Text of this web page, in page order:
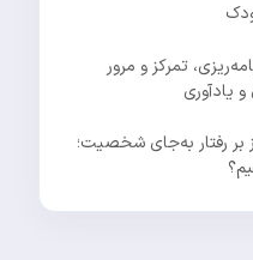
تمرکز و مرور
یادآوری
بر رفتار به‌جای شخصیت؛